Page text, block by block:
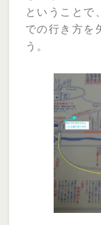
ということで
での行き方を
う。